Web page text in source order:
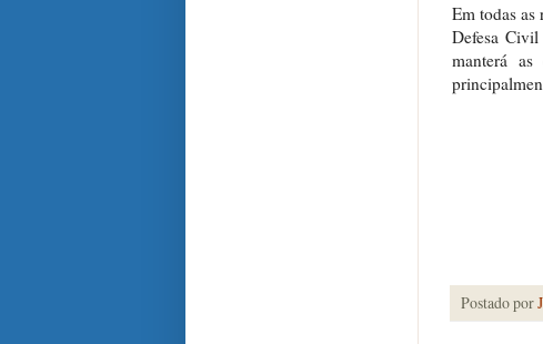
Em todas as
Defesa Civil
manterá
Postado por